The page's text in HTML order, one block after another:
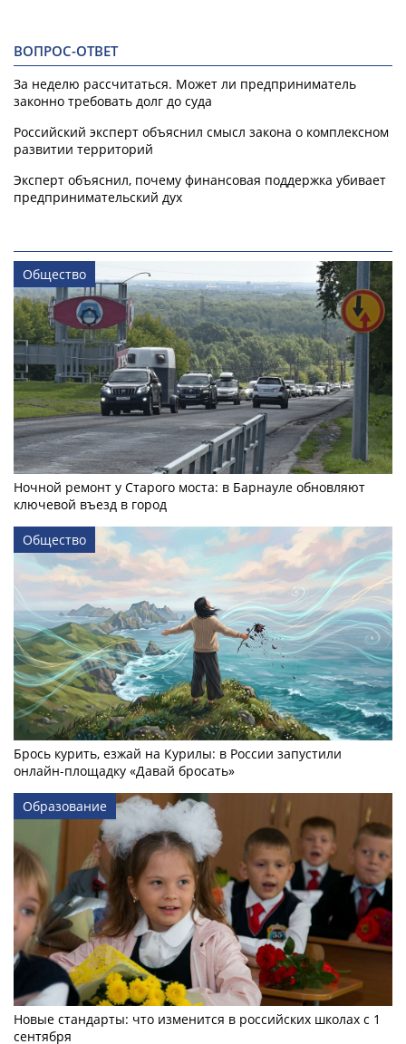
ВОПРОС-ОТВЕТ
За неделю рассчитаться. Может ли предприниматель
законно требовать долг до суда
Российский эксперт объяснил смысл закона о комплексном
развитии территорий
Эксперт объяснил, почему финансовая поддержка убивает
предпринимательский дух
Общество
Ночной ремонт у Старого моста: в Барнауле обновляют
ключевой въезд в город
Общество
Брось курить, езжай на Курилы: в России запустили
онлайн-­площадку «Давай бросать»
Образование
Новые стандарты: что изменится в российских школах с 1
сентября